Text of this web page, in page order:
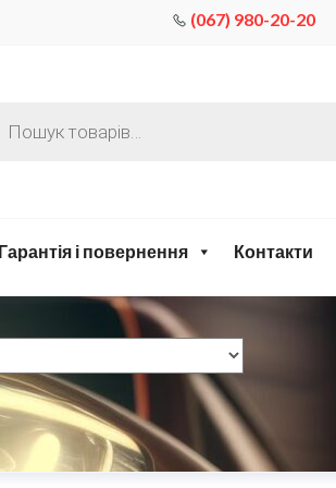
(067) 980-20-20
Гарантія і повернення Контакти